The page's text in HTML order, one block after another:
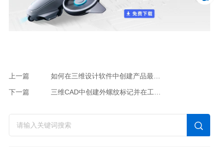
上一篇
下一篇